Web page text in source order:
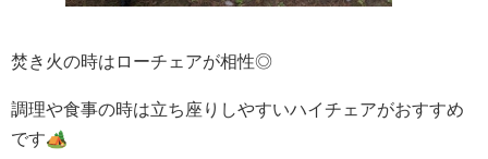
焚き火の時はローチェアが相性◎
調理や食事の時は立ち座りしやすいハイチェアがおすすめ
です🏕️